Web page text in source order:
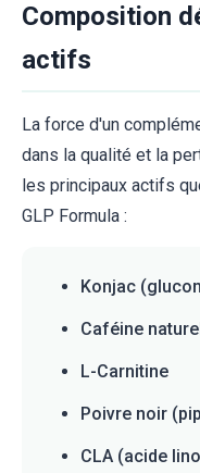
Composition
actifs
La force d'un
dans la qualité et la
les principaux actifs
GLP Formula :
Konjac
Caféine
L-Carnitine
Poivre noir
CLA (acide